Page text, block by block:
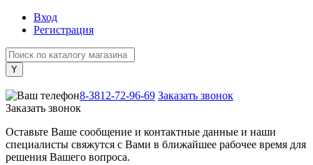
Вход
Регистрация
8-3812-72-96-69 Заказать звонок
Заказать звонок
Оставьте Ваше сообщение и контактные данные и наши
специалисты свяжутся с Вами в ближайшее рабочее время для
решения Вашего вопроса.